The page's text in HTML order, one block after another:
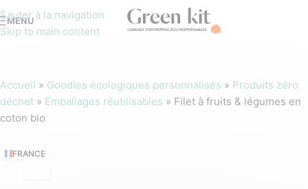
Sauter à la navigation
Skip to main content
MENU
Accueil » Goodies écologiques personnalisés » Produits zéro
déchet » Emballages réutilisables » Filet à fruits & légumes en
coton bio
FRANCE